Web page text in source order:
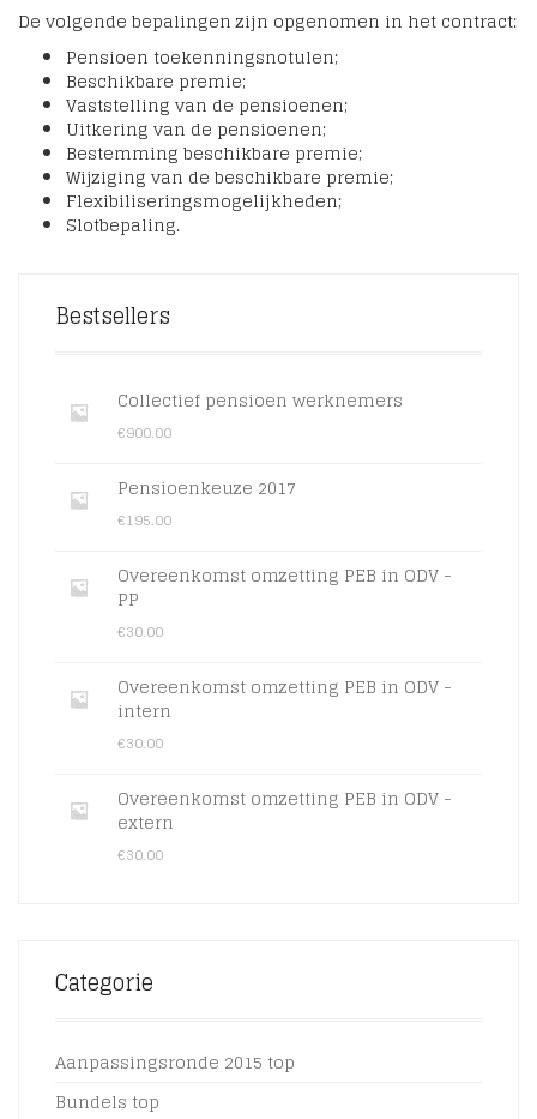
De volgende bepalingen zijn opgenomen in het contract:
Pensioen toekenningsnotulen;
Beschikbare premie;
Vaststelling van de pensioenen;
Uitkering van de pensioenen;
Bestemming beschikbare premie;
Wijziging van de beschikbare premie;
Flexibiliseringsmogelijkheden;
Slotbepaling.
Bestsellers
Collectief pensioen werknemers
€900.00
Pensioenkeuze 2017
€195.00
Overeenkomst omzetting PEB in ODV -
PP
€30.00
Overeenkomst omzetting PEB in ODV -
intern
€30.00
Overeenkomst omzetting PEB in ODV -
extern
€30.00
Categorie
Aanpassingsronde 2015 top
Bundels top